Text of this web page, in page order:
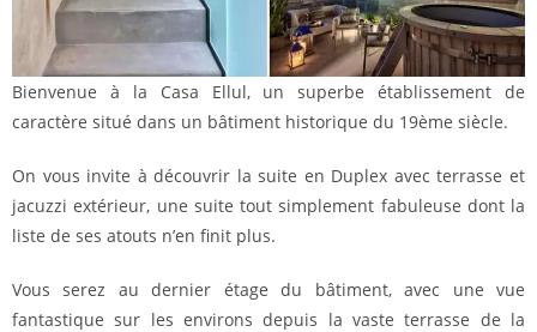
Bienvenue à la Casa Ellul, un superbe établissement de
caractère situé dans un bâtiment historique du 19ème siècle.
On vous invite à découvrir la suite en Duplex avec terrasse et
jacuzzi extérieur, une suite tout simplement fabuleuse dont la
liste de ses atouts n’en finit plus.
Vous serez au dernier étage du bâtiment, avec une vue
fantastique sur les environs depuis la vaste terrasse de la